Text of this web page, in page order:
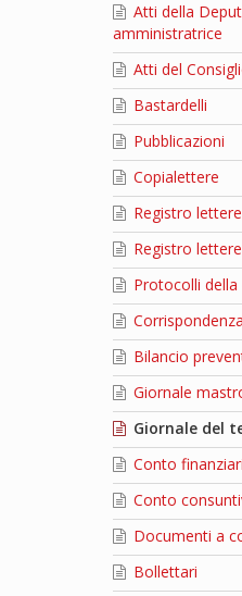
Atti della
amministratrice
Atti del
Bastardelli
Pubblicazioni
Copialettere
Registro
Registro
Protocolli
Corrispondenza
Bilancio
Giornale
Giornale del
Conto
Conto
Documenti a
Bollettari